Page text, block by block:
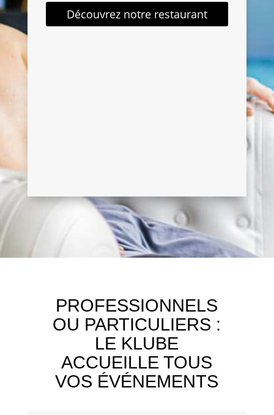
Découvrez notre restaurant
PROFESSIONNELS
OU PARTICULIERS :
LE KLUBE
ACCUEILLE TOUS
VOS ÉVÉNEMENTS